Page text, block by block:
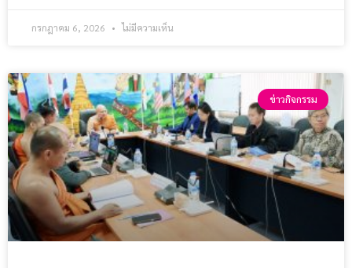
กรกฎาคม 6, 2026 ไม่มีความเห็น
ข่าวกิจกรรม